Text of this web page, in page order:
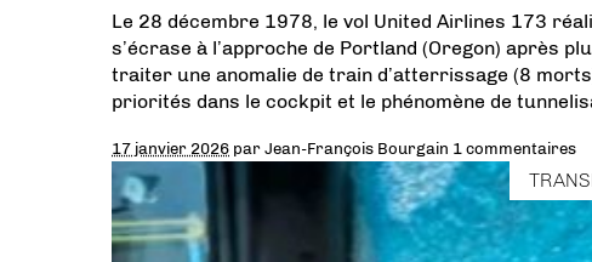
Le 28 décembre 1978, le vol United Airlines 173
s’écrase à l’approche de Portland (Oregon) après
traiter une anomalie de train d’atterrissage (8
priorités dans le cockpit et le phénomène de
17 janvier 2026 parJean-François Bourgain 1 commentaires